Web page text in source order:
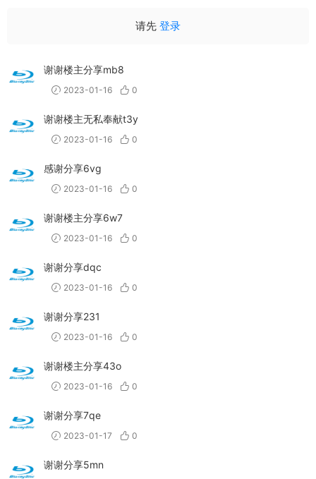
请先 登录
谢谢楼主分享mb8
2023-01-16 0
谢谢楼主无私奉献t3y
2023-01-16 0
感谢分享6vg
2023-01-16 0
谢谢楼主分享6w7
2023-01-16 0
谢谢分享dqc
2023-01-16 0
谢谢分享231
2023-01-16 0
谢谢楼主分享43o
2023-01-16 0
谢谢分享7qe
2023-01-17 0
谢谢分享5mn